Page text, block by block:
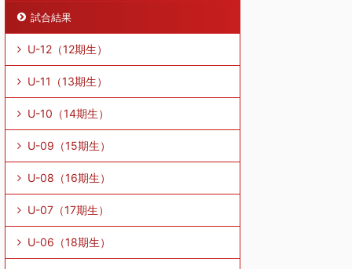
試合結果
U-12（12期生）
U-11（13期生）
U-10（14期生）
U-09（15期生）
U-08（16期生）
U-07（17期生）
U-06（18期生）